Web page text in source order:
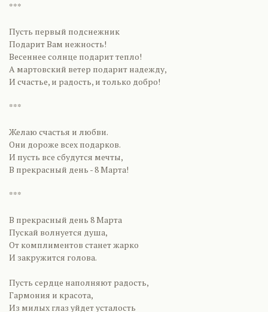
***
Пусть первый подснежник
Подарит Вам нежность!
Весеннее солнце подарит тепло!
А мартовский ветер подарит надежду,
И счастье, и радость, и только добро!
***
Желаю счастья и любви.
Они дороже всех подарков.
И пусть все сбудутся мечты,
В прекрасный день - 8 Марта!
***
В прекрасный день 8 Марта
Пускай волнуется душа,
От комплиментов станет жарко
И закружится голова.
Пусть сердце наполняют радость,
Гармония и красота,
Из милых глаз уйдет усталость